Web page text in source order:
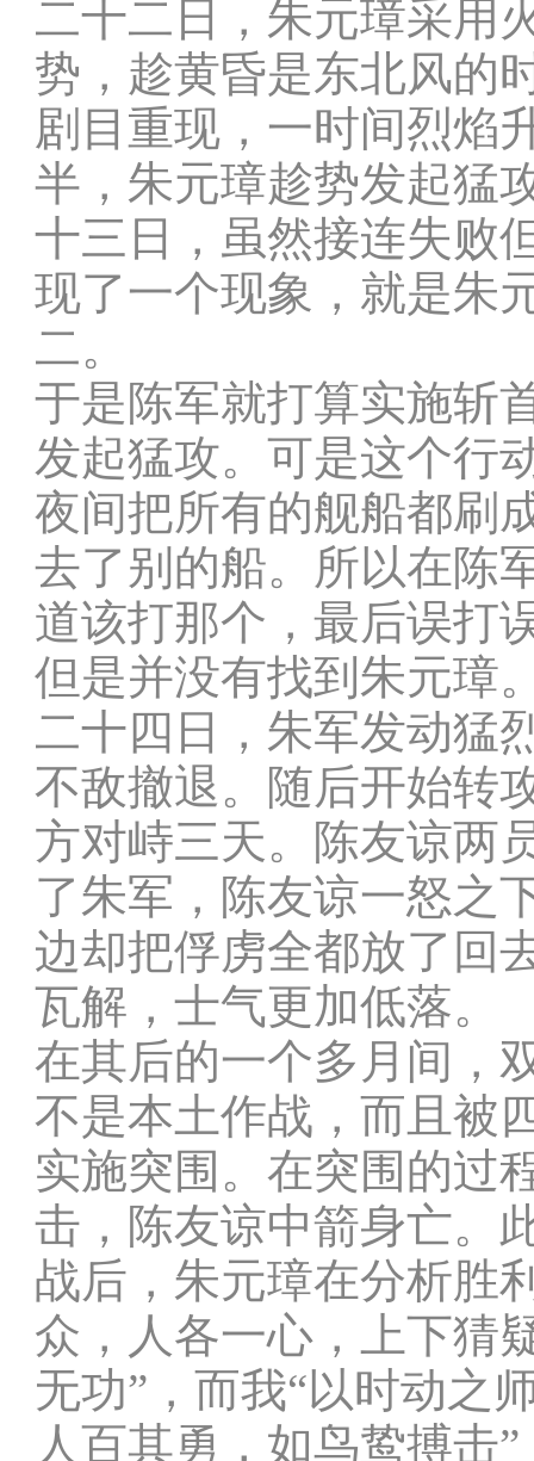
二十二日，朱元璋采用
势，趁黄昏是东北风的
剧目重现，一时间烈焰
半，朱元璋趁势发起猛
十三日，虽然接连失败
现了一个现象，就是朱
二。
于是陈军就打算实施斩
发起猛攻。可是这个行
夜间把所有的舰船都刷
去了别的船。所以在陈
道该打那个，最后误打
但是并没有找到朱元璋
二十四日，朱军发动猛
不敌撤退。随后开始转
方对峙三天。陈友谅两
了朱军，陈友谅一怒之
边却把俘虏全都放了回
瓦解，士气更加低落。
在其后的一个多月间，
不是本土作战，而且被
实施突围。在突围的过
击，陈友谅中箭身亡。
战后，朱元璋在分析胜
众，人各一心，上下猜
无功”，而我“以时动之
人百其勇，如鸟鸷搏击